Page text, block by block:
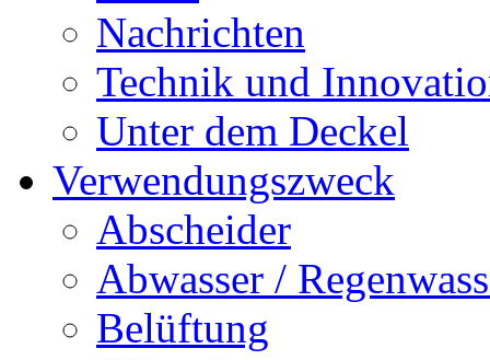
Nachrichten
Technik und
Unter dem Deckel
Verwendungszweck
Abscheider
Abwasser /
Belüftung